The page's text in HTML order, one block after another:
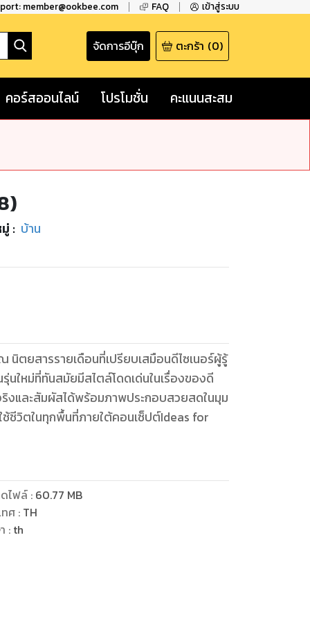
member@ookbee.com FAQ เข้าสู่ระบบ
จัดการอีบุ๊ก ตะกร้า (0)
คอร์สออนไลน์ โปรโมชั่น คะแนนสะสม
: บ้าน
ตยสารรายเดือนที่เปรียบเสมือนดีไซเนอร์ผู้รู้
นใหม่ที่ทันสมัยมีสไตล์โดดเด่นในเรื่องของดี
งและสัมผัสได้พร้อมภาพประกอบสวยสดในมุม
ชีวิตในทุกพื้นที่ภายใต้คอนเซ็ปต์Ideas for
ไฟล์: 60.77 MB
ทศ : TH
: th